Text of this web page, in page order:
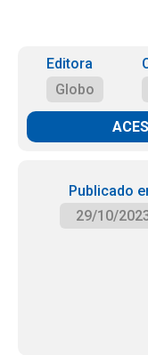
Editora
Globo
Publicado
29/10/